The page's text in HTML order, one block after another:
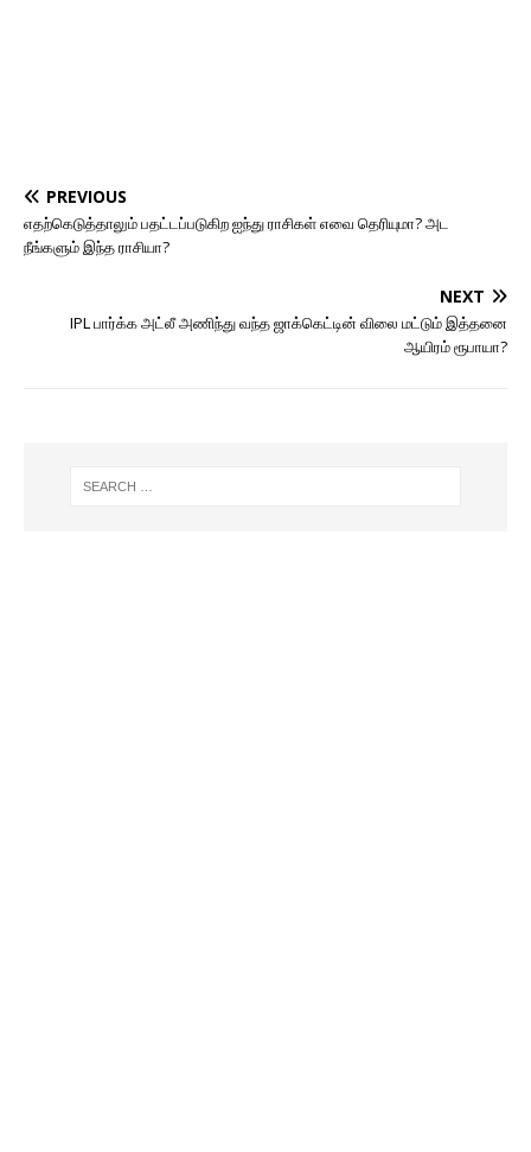
PREVIOUS
எதற்கெடுத்தாலும் பதட்டப்படுகிற ஐந்து ராசிகள் எவை தெரியுமா? அட
நீங்களும் இந்த ராசியா?
NEXT
IPL பார்க்க அட்லீ அணிந்து வந்த ஜாக்கெட்டின் விலை மட்டும் இத்தனை
ஆயிரம் ரூபாயா?